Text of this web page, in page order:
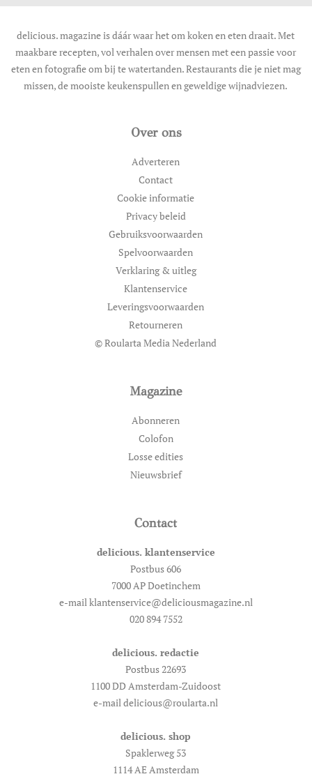
delicious. magazine is dáár waar het om koken en eten draait. Met
maakbare recepten, vol verhalen over mensen met een passie voor
eten en fotografie om bij te watertanden. Restaurants die je niet mag
missen, de mooiste keukenspullen en geweldige wijnadviezen.
Over ons
Adverteren
Contact
Cookie informatie
Privacy beleid
Gebruiksvoorwaarden
Spelvoorwaarden
Verklaring & uitleg
Klantenservice
Leveringsvoorwaarden
Retourneren
© Roularta Media Nederland
Magazine
Abonneren
Colofon
Losse edities
Nieuwsbrief
Contact
delicious. klantenservice
Postbus 606
7000 AP Doetinchem
e-mail klantenservice@deliciousmagazine.nl
020 894 7552
delicious. redactie
Postbus 22693
1100 DD Amsterdam-Zuidoost
e-mail delicious@roularta.nl
delicious. shop
Spaklerweg 53
1114 AE Amsterdam